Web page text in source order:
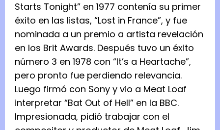
Starts Tonight” en 1977 contenía su primer
éxito en las listas, “Lost in France”, y fue
nominada a un premio a artista revelación
en los Brit Awards. Después tuvo un éxito
número 3 en 1978 con “It’s a Heartache”,
pero pronto fue perdiendo relevancia.
Luego firmó con Sony y vio a Meat Loaf
interpretar “Bat Out of Hell” en la BBC.
Impresionada, pidió trabajar con el